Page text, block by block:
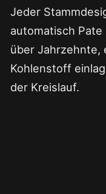
Jeder
automatisch
über Jahrzehnte,
Kohlenstoff
der Kreislauf.